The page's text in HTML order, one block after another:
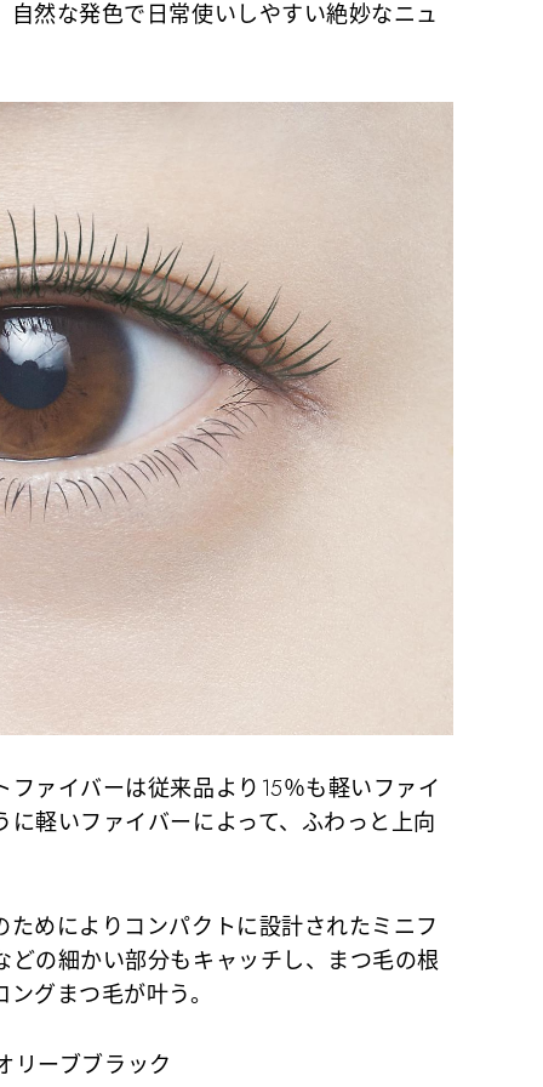
然な発色で日常使いしやすい絶妙なニュ
ァイバーは従来品より15％も軽いファイ
軽いファイバーによって、ふわっと上向
めによりコンパクトに設計されたミニフ
の細かい部分もキャッチし、まつ毛の根
グまつ毛が叶う。
リーブブラック